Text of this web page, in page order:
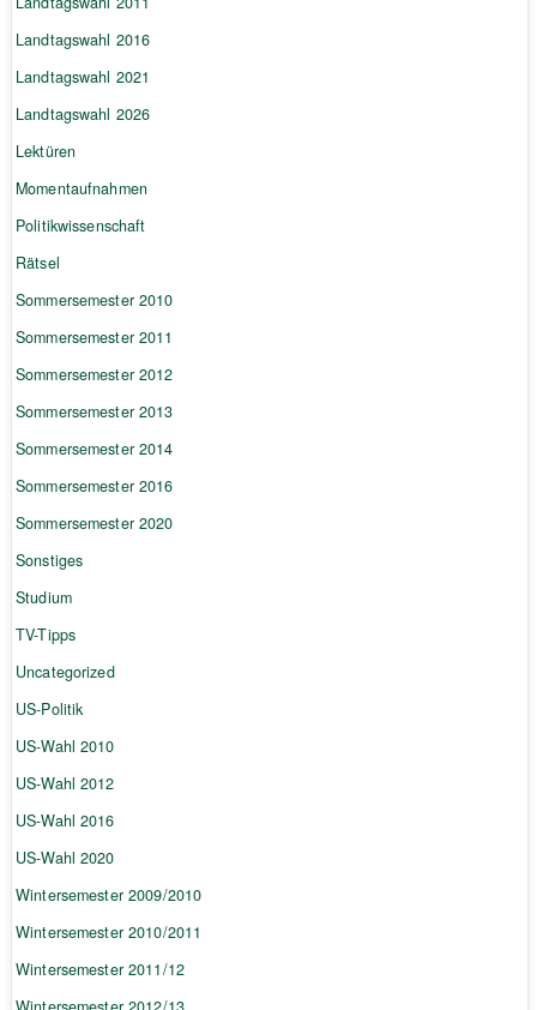
Landtagswahl 2016
Landtagswahl 2021
Landtagswahl 2026
Lektüren
Momentaufnahmen
Politikwissenschaft
Rätsel
Sommersemester 2010
Sommersemester 2011
Sommersemester 2012
Sommersemester 2013
Sommersemester 2014
Sommersemester 2016
Sommersemester 2020
Sonstiges
Studium
TV-Tipps
Uncategorized
US-Politik
US-Wahl 2010
US-Wahl 2012
US-Wahl 2016
US-Wahl 2020
Wintersemester 2009/2010
Wintersemester 2010/2011
Wintersemester 2011/12